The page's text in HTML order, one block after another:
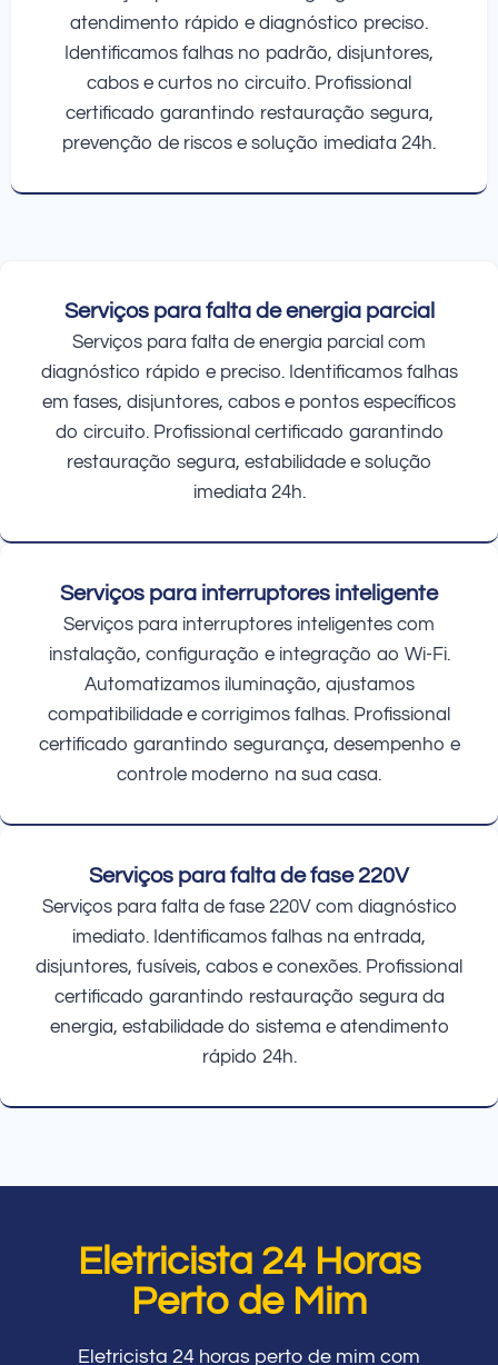
atendimento rápido e diagnóstico preciso.
Identificamos falhas no padrão, disjuntores,
cabos e curtos no circuito. Profissional
certificado garantindo restauração segura,
prevenção de riscos e solução imediata 24h.
Serviços para falta de energia parcial
Serviços para falta de energia parcial com
diagnóstico rápido e preciso. Identificamos falhas
em fases, disjuntores, cabos e pontos específicos
do circuito. Profissional certificado garantindo
restauração segura, estabilidade e solução
imediata 24h.
Serviços para interruptores inteligente
Serviços para interruptores inteligentes com
instalação, configuração e integração ao Wi-Fi.
Automatizamos iluminação, ajustamos
compatibilidade e corrigimos falhas. Profissional
certificado garantindo segurança, desempenho e
controle moderno na sua casa.
Serviços para falta de fase 220V
Serviços para falta de fase 220V com diagnóstico
imediato. Identificamos falhas na entrada,
disjuntores, fusíveis, cabos e conexões. Profissional
certificado garantindo restauração segura da
energia, estabilidade do sistema e atendimento
rápido 24h.
Eletricista 24 Horas
Perto de Mim
Eletricista 24 horas perto de mim com